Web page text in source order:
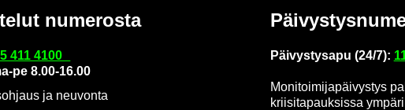
nu­me­ros­ta
411 4100
pe 8.00-16.00
ja neu­von­ta
Päi­vys­tys­a­pu (24/7):
Mo­ni­toi­mi­ja­päi­vys­tys
krii­si­ta­pauk­sis­sa